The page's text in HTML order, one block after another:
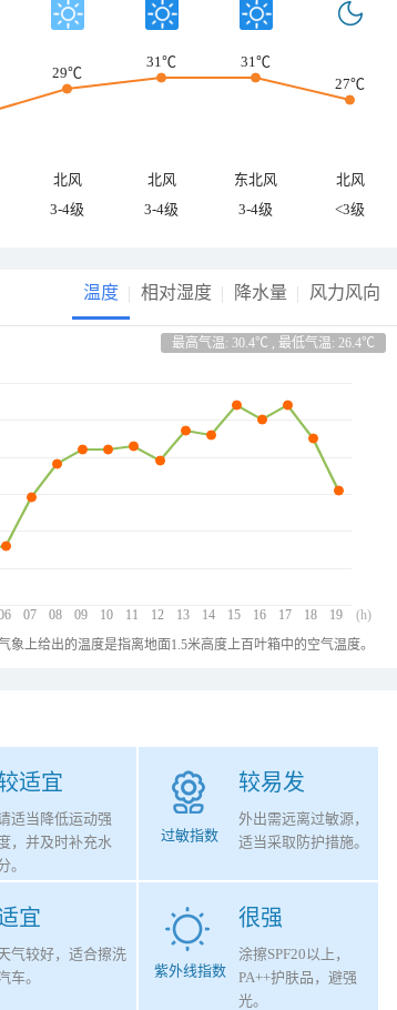
29℃
31℃
31℃
27℃
北风 北风 东北风
北风
3-4级 3-4级 3-4级 <3级
温度 相对湿度 降水量 风力风向
最高气温: 30.4℃ , 最低气温: 26.4℃
07 08 09 10 11 12 13 14 15 16 17 18 19 (h)
上给出的温度是指离地面1.5米高度上百叶箱中的空气温度。
适宜
适当降低运动强
，并及时补充水
。
较易发
过敏指数
外出需远离过敏源，
适当采取防护措施。
宜
气较好，适合擦洗
车。
很强
紫外线指数
涂擦SPF20以上，
PA++护肤品，避强
光。